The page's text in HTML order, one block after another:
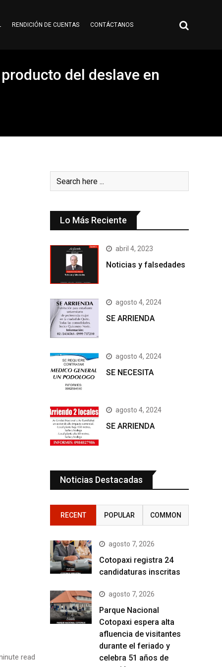
RENDICIÓN DE CUENTAS CONTÁCTANOS
del deslave en
read
Lo Más Reciente
abril 4, 2023
Noticias y falsedades
agosto 4, 2024
SE ARRIENDA
agosto 4, 2024
SE NECESITA
agosto 4, 2024
SE ARRIENDA
Noticias Destacadas
RECENT POPULAR COMMON
agosto 7, 2026
Cotopaxi registra 24
candidaturas inscritas
agosto 7, 2026
Parque Nacional
Cotopaxi espera alta
afluencia de visitantes
durante el feriado y
celebra 51 años de